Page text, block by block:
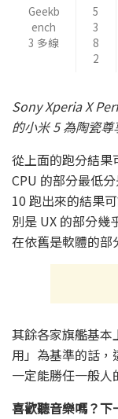
Geekb
ench
3 多線
5
3
8
2
Sony Xperia X
的小米 5 為陶瓷尊
從上面的跑分結果
CPU 的部分最低
10 跑出來的結果
別是 UX 的部分幾
在依舊是軟體的部
其餘各家旗艦基本
用」為基準的話，
一定能勝任一般人
喜歡聽音樂嗎？下